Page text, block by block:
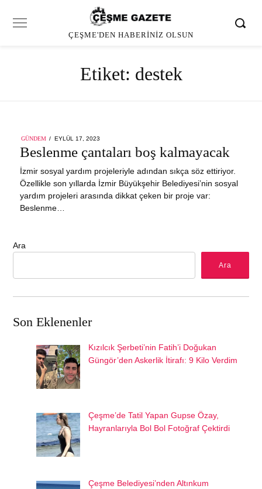
ÇEŞME'DEN HABERINIZ OLSUN
Etiket: destek
GÜNDEM
POSTED
EYLÜL 17, 2023
Beslenme çantaları boş kalmayacak
İzmir sosyal yardım projeleriyle adından sıkça söz ettiriyor.
Özellikle son yıllarda İzmir Büyükşehir Belediyesi’nin sosyal
yardım projeleri arasında dikkat çeken bir proje var:
Beslenme…
Ara
Ara
Son Eklenenler
Kızılcık Şerbeti’nin Fatih’i Doğukan
Güngör’den Askerlik İtirafı: 9 Kilo Verdim
Çeşme’de Tatil Yapan Gupse Özay,
Hayranlarıyla Bol Bol Fotoğraf Çektirdi
Çeşme Belediyesi’nden Altınkum